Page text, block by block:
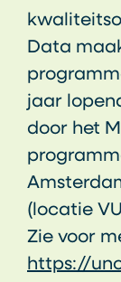
Data
jaar
door het
(locatie
Zie voor
https://